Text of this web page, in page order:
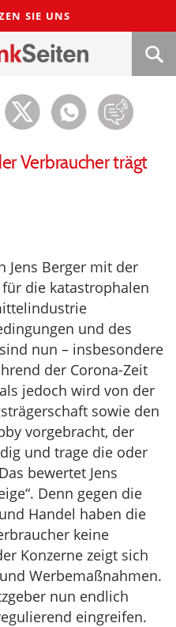
SIE UNS
Verbraucher trägt
Jens Berger mit der
die katastrophalen
und des
nun – insbesondere
der Corona-Zeit
jedoch wird von der
sowie den
vorgebracht, der
und trage die oder
bewertet Jens
Denn gegen die
Handel haben die
keine
Konzerne zeigt sich
Werbemaßnahmen.
nun endlich
eingreifen.